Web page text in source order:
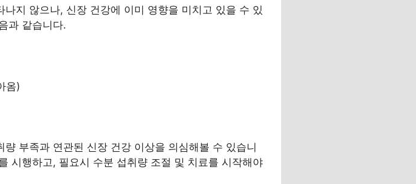
지 않으나, 신장 건강에 이미 영향을 미치고 있을 수 있
과 같습니다.
옴)
부족과 연관된 신장 건강 이상을 의심해볼 수 있습니
시행하고, 필요시 수분 섭취량 조절 및 치료를 시작해야